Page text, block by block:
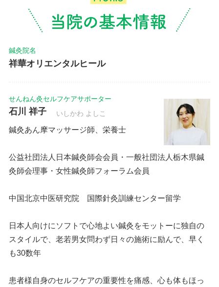
鍼灸院名
祥華オリエンタルヒール
せんねん灸セルフケアサポーター
石川 祥子 いしかわ よしこ
鍼灸あん摩マッサージ師、栄養士
公益社団法人日本鍼灸師会会員・一般社団法人栃木県鍼
灸師会理事・女性鍼灸師フォーラム会員
中国北京中医研究院 国際針灸訓練センター留学
日本人向けにソフトで心地よい鍼灸をモットーに独自の
スタイルで、老若男女問わず日々の施術に励んで、早く
も30数年
患者様自身のセルフケアの重要性を痛感、心も体もほっ